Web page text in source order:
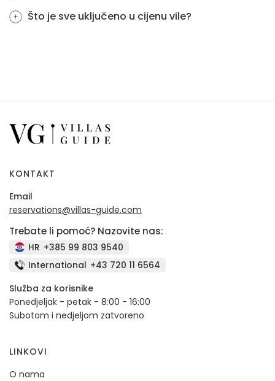
Što je sve uključeno u cijenu vile?
KONTAKT
Email
reservations@villas-guide.com
Trebate li pomoć? Nazovite nas:
HR +385 99 803 9540
International +43 720 11 6564
Služba za korisnike
Ponedjeljak - petak - 8:00 - 16:00
Subotom i nedjeljom zatvoreno
LINKOVI
O nama